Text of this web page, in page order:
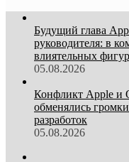
Будущий глава
руководителя: в
влиятельных
05.08.2026
Конфликт Apple и
обменялись
разработок
05.08.2026